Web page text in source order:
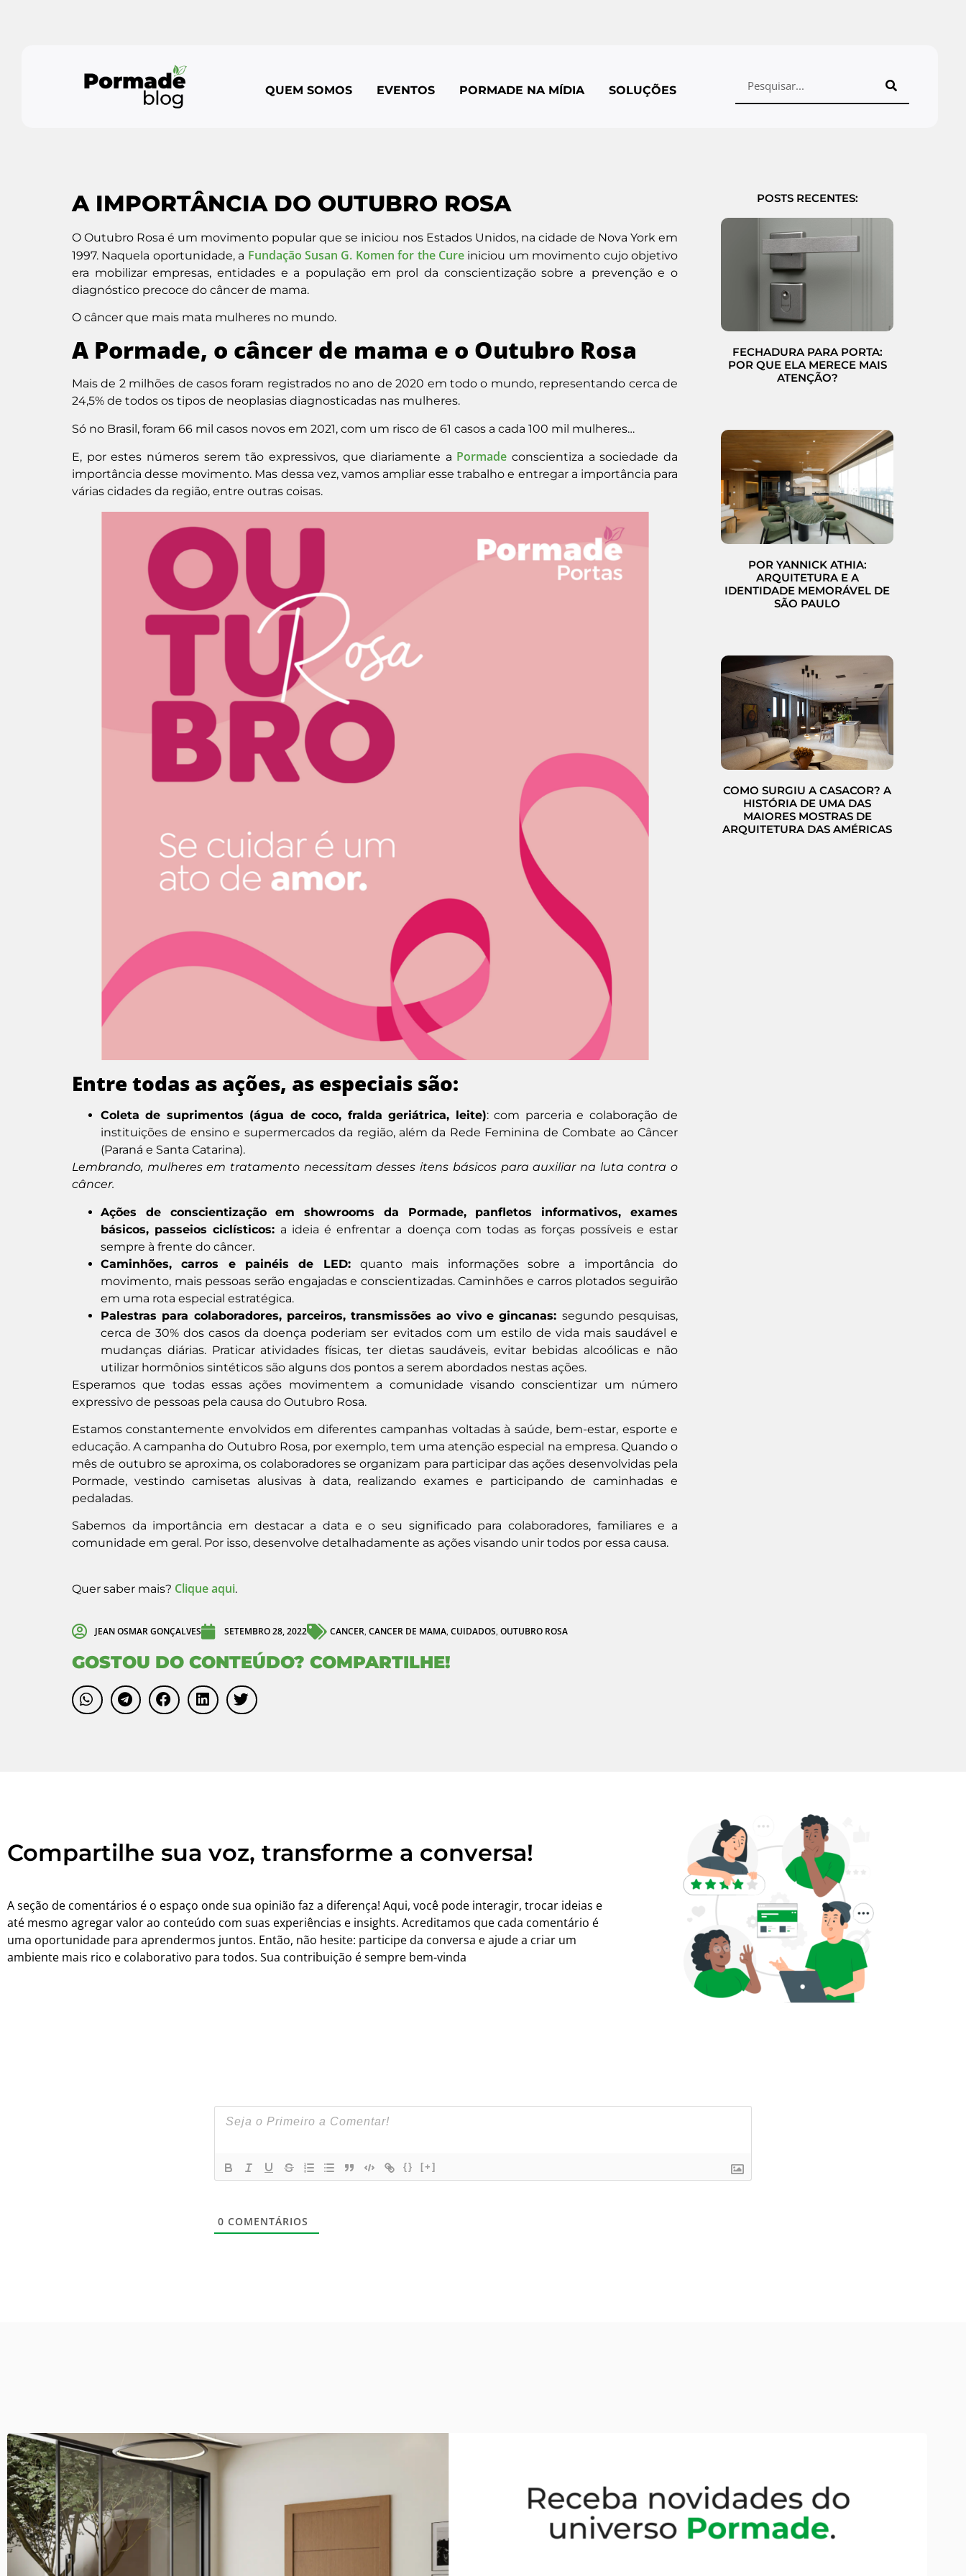
QUEM SOMOS EVENTOS PORMADE NA MÍDIA SOLUÇÕES
A IMPORTÂNCIA DO OUTUBRO ROSA
O Outubro Rosa é um movimento popular que se iniciou nos Estados Unidos, na cidade de Nova York em
1997. Naquela oportunidade, a Fundação Susan G. Komen for the Cure iniciou um movimento cujo objetivo
era mobilizar empresas, entidades e a população em prol da conscientização sobre a prevenção e o
diagnóstico precoce do câncer de mama.
O câncer que mais mata mulheres no mundo.
A Pormade, o câncer de mama e o Outubro Rosa
Mais de 2 milhões de casos foram registrados no ano de 2020 em todo o mundo, representando cerca de
24,5% de todos os tipos de neoplasias diagnosticadas nas mulheres.
Só no Brasil, foram 66 mil casos novos em 2021, com um risco de 61 casos a cada 100 mil mulheres…
E, por estes números serem tão expressivos, que diariamente a Pormade conscientiza a sociedade da
importância desse movimento. Mas dessa vez, vamos ampliar esse trabalho e entregar a importância para
várias cidades da região, entre outras coisas.
Entre todas as ações, as especiais são:
Coleta de suprimentos (água de coco, fralda geriátrica, leite): com parceria e colaboração de
instituições de ensino e supermercados da região, além da Rede Feminina de Combate ao Câncer
(Paraná e Santa Catarina).
Lembrando, mulheres em tratamento necessitam desses itens básicos para auxiliar na luta contra o
câncer.
Ações de conscientização em showrooms da Pormade, panfletos informativos, exames
básicos, passeios ciclísticos: a ideia é enfrentar a doença com todas as forças possíveis e estar
sempre à frente do câncer.
Caminhões, carros e painéis de LED: quanto mais informações sobre a importância do
movimento, mais pessoas serão engajadas e conscientizadas. Caminhões e carros plotados seguirão
em uma rota especial estratégica.
Palestras para colaboradores, parceiros, transmissões ao vivo e gincanas: segundo pesquisas,
cerca de 30% dos casos da doença poderiam ser evitados com um estilo de vida mais saudável e
mudanças diárias. Praticar atividades físicas, ter dietas saudáveis, evitar bebidas alcoólicas e não
utilizar hormônios sintéticos são alguns dos pontos a serem abordados nestas ações.
Esperamos que todas essas ações movimentem a comunidade visando conscientizar um número
expressivo de pessoas pela causa do Outubro Rosa.
Estamos constantemente envolvidos em diferentes campanhas voltadas à saúde, bem-estar, esporte e
educação. A campanha do Outubro Rosa, por exemplo, tem uma atenção especial na empresa. Quando o
mês de outubro se aproxima, os colaboradores se organizam para participar das ações desenvolvidas pela
Pormade, vestindo camisetas alusivas à data, realizando exames e participando de caminhadas e
pedaladas.
Sabemos da importância em destacar a data e o seu significado para colaboradores, familiares e a
comunidade em geral. Por isso, desenvolve detalhadamente as ações visando unir todos por essa causa.
Quer saber mais? Clique aqui.
JEAN OSMAR GONÇALVES SETEMBRO 28, 2022 CANCER, CANCER DE MAMA, CUIDADOS, OUTUBRO ROSA
GOSTOU DO CONTEÚDO? COMPARTILHE!
POSTS RECENTES:
FECHADURA PARA PORTA:
POR QUE ELA MERECE MAIS
ATENÇÃO?
POR YANNICK ATHIA:
ARQUITETURA E A
IDENTIDADE MEMORÁVEL DE
SÃO PAULO
COMO SURGIU A CASACOR? A
HISTÓRIA DE UMA DAS
MAIORES MOSTRAS DE
ARQUITETURA DAS AMÉRICAS
Compartilhe sua voz, transforme a conversa!
A seção de comentários é o espaço onde sua opinião faz a diferença! Aqui, você pode interagir, trocar ideias e
até mesmo agregar valor ao conteúdo com suas experiências e insights. Acreditamos que cada comentário é
uma oportunidade para aprendermos juntos. Então, não hesite: participe da conversa e ajude a criar um
ambiente mais rico e colaborativo para todos. Sua contribuição é sempre bem-vinda
{} [+]
0 COMENTÁRIOS